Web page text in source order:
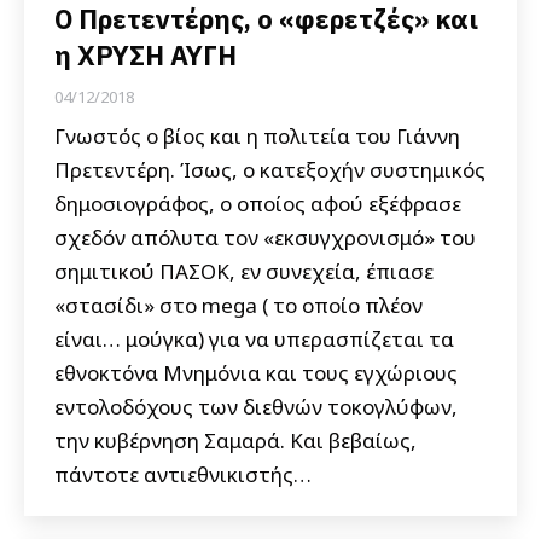
Ο Πρετεντέρης, ο «φερετζές» και
η ΧΡΥΣΗ ΑΥΓΗ
04/12/2018
Γνωστός ο βίος και η πολιτεία του Γιάννη
Πρετεντέρη. Ίσως, ο κατεξοχήν συστημικός
δημοσιογράφος, ο οποίος αφού εξέφρασε
σχεδόν απόλυτα τον «εκσυγχρονισμό» του
σημιτικού ΠΑΣΟΚ, εν συνεχεία, έπιασε
«στασίδι» στο mega ( το οποίο πλέον
είναι… μούγκα) για να υπερασπίζεται τα
εθνοκτόνα Μνημόνια και τους εγχώριους
εντολοδόχους των διεθνών τοκογλύφων,
την κυβέρνηση Σαμαρά. Και βεβαίως,
πάντοτε αντιεθνικιστής…